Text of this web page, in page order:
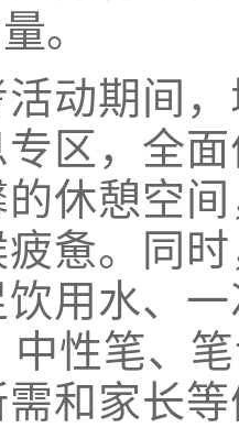
。
期间，
区，全
休憩空
惫。同
用水、
中性笔、
和家长